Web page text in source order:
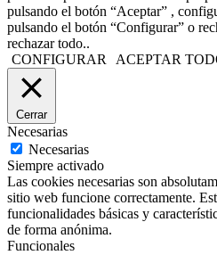
pulsando el botón “Aceptar” ,
pulsando el botón “Configurar” o
rechazar todo..
CONFIGURAR
ACEPTAR
Cerrar
Necesarias
Necesarias
Siempre activado
Las cookies necesarias son
sitio web funcione correctamente.
funcionalidades básicas y
de forma anónima.
Funcionales